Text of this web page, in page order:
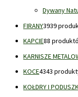
Dywany
FIRANY3939
KAPCIE88
KARNISZE
KOCE4343
KOŁDRY I